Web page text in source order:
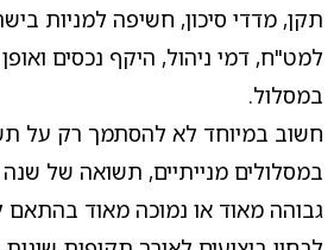
תקן, מדדי סיכון, חשיפה למניות
למט"ח, דמי ניהול, היקף נכסים
במסלול.
חשוב במיוחד לא להסתמך רק על
במסלולים מנייתיים, תשואה של
גבוהה מאוד או נמוכה מאוד בהתאם